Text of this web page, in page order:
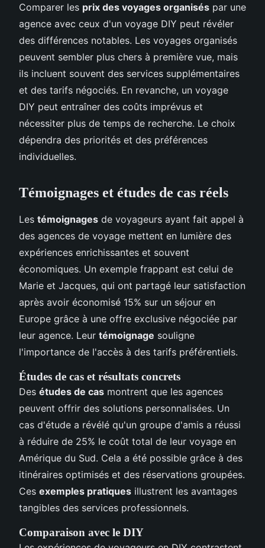
Comparer les prix des voyages organisés par une
agence avec ceux d'un voyage DIY peut révéler
des différences notables. Les voyages organisés
peuvent sembler plus chers à première vue, mais
ils incluent souvent des services supplémentaires
et des tarifs négociés. En revanche, un voyage
DIY peut entraîner des coûts imprévus et
nécessiter plus de temps de recherche. Le choix
dépendra des priorités et des préférences
individuelles.
Témoignages et études de cas réels
Les témoignages de voyageurs ayant fait appel à
des agences de voyage mettent en lumière des
expériences enrichissantes et souvent
économiques. Un exemple frappant est celui de
Marie et Jacques, qui ont partagé leur satisfaction
après avoir économisé 15% sur un séjour en
Europe grâce à une offre exclusive négociée par
leur agence. Leur témoignage souligne
l'importance de l'accès à des tarifs préférentiels.
Études de cas et résultats concrets
Des études de cas montrent que les agences
peuvent offrir des solutions personnalisées. Un
cas d'étude a révélé qu'un groupe d'amis a réussi
à réduire de 25% le coût total de leur voyage en
Amérique du Sud. Cela a été possible grâce à des
itinéraires optimisés et des réservations groupées.
Ces exemples pratiques illustrent les avantages
tangibles des services professionnels.
Comparaison avec le DIY